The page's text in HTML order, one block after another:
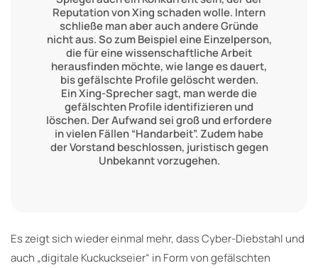
Reputation von Xing schaden wolle. Intern
schließe man aber auch andere Gründe
nicht aus. So zum Beispiel eine Einzelperson,
die für eine wissenschaftliche Arbeit
herausfinden möchte, wie lange es dauert,
bis gefälschte Profile gelöscht werden.
Ein Xing-Sprecher sagt, man werde die
gefälschten Profile identifizieren und
löschen. Der Aufwand sei groß und erfordere
in vielen Fällen “Handarbeit”. Zudem habe
der Vorstand beschlossen, juristisch gegen
Unbekannt vorzugehen.
Es zeigt sich wieder einmal mehr, dass Cyber-Diebstahl und
auch „digitale Kuckuckseier“ in Form von gefälschten